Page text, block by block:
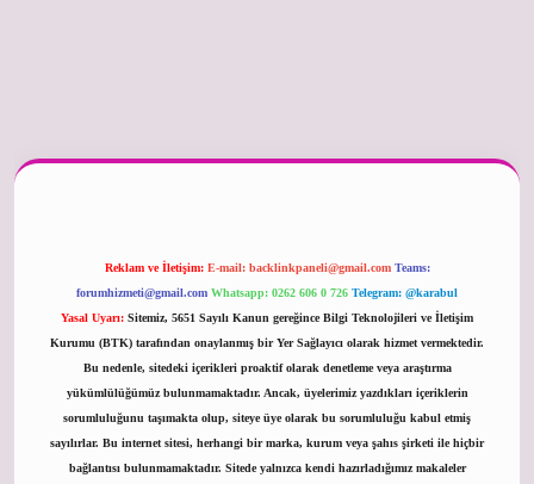
Reklam ve İletişim: E-mail: backlinkpaneli@gmail.com Teams:
forumhizmeti@gmail.com Whatsapp: 0262 606 0 726 Telegram: @karabul
Yasal Uyarı: Sitemiz, 5651 Sayılı Kanun gereğince Bilgi Teknolojileri ve İletişim
Kurumu (BTK) tarafından onaylanmış bir Yer Sağlayıcı olarak hizmet vermektedir.
Bu nedenle, sitedeki içerikleri proaktif olarak denetleme veya araştırma
yükümlülüğümüz bulunmamaktadır. Ancak, üyelerimiz yazdıkları içeriklerin
sorumluluğunu taşımakta olup, siteye üye olarak bu sorumluluğu kabul etmiş
sayılırlar. Bu internet sitesi, herhangi bir marka, kurum veya şahıs şirketi ile hiçbir
bağlantısı bulunmamaktadır. Sitede yalnızca kendi hazırladığımız makaleler